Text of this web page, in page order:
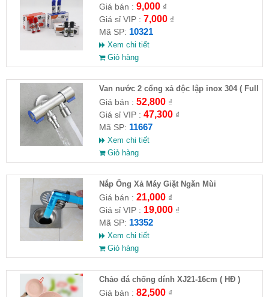
Giá bán : 9,000₫
Giá sỉ VIP : 7,000₫
Mã SP: 10321
Xem chi tiết
Giỏ hàng
Van nước 2 cổng xả độc lập inox 304 ( Full
VAT )
Giá bán : 52,800₫
Giá sỉ VIP : 47,300₫
Mã SP: 11667
Xem chi tiết
Giỏ hàng
Nắp Ống Xả Máy Giặt Ngăn Mùi
Giá bán : 21,000₫
Giá sỉ VIP : 19,000₫
Mã SP: 13352
Xem chi tiết
Giỏ hàng
Chảo đá chống dính XJ21-16cm ( HĐ )
Giá bán : 82,500₫